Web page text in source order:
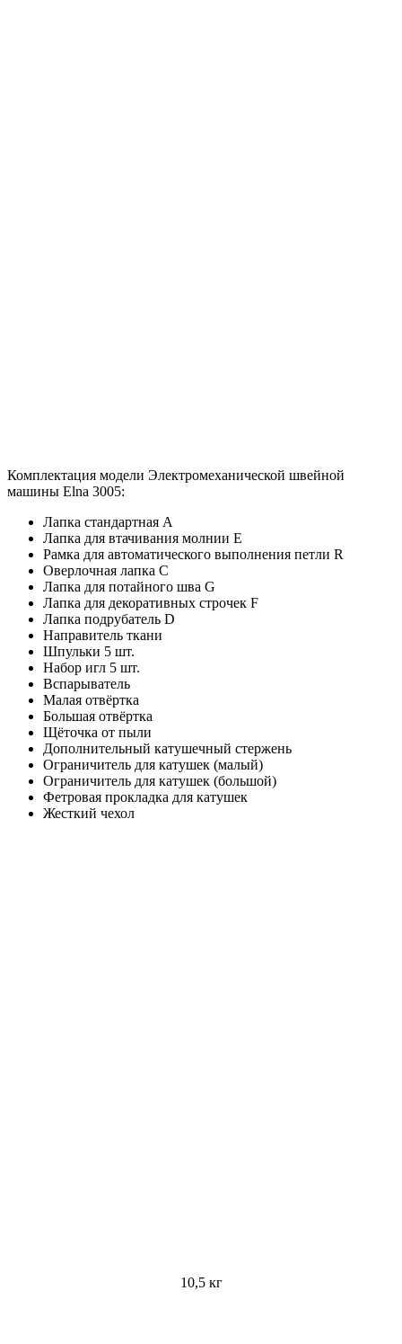
Комплектация модели Электромеханической швейной
машины Elna 3005:
Лапка стандартная A
Лапка для втачивания молнии Е
Рамка для автоматического выполнения петли R
Оверлочная лапка C
Лапка для потайного шва G
Лапка для декоративных строчек F
Лапка подрубатель D
Направитель ткани
Шпульки 5 шт.
Набор игл 5 шт.
Вспарыватель
Малая отвёртка
Большая отвёртка
Щёточка от пыли
Дополнительный катушечный стержень
Ограничитель для катушек (малый)
Ограничитель для катушек (большой)
Фетровая прокладка для катушек
Жесткий чехол
10,5 кг